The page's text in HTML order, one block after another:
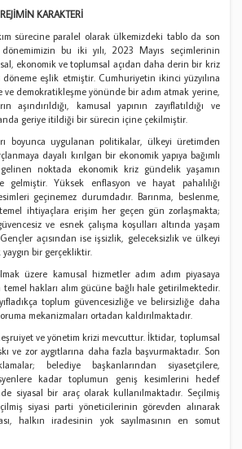
KARAKTERİ
sürecine paralel olarak ülkemizdeki tablo da son
dönemimizin bu iki yılı, 2023 Mayıs seçimlerinin
ekonomik ve toplumsal açıdan daha derin bir kriz
eşlik etmiştir. Cumhuriyetin ikinci yüzyılına
demokratikleşme yönünde bir adım atmak yerine,
aşındırıldığı, kamusal yapının zayıflatıldığı ve
geriye itildiği bir sürecin içine çekilmiştir.
boyunca uygulanan politikalar, ülkeyi üretimden
dayalı kırılgan bir ekonomik yapıya bağımlı
noktada ekonomik kriz gündelik yaşamın
Yüksek enflasyon ve hayat pahalılığı
geçinemez durumdadır. Barınma, beslenme,
ihtiyaçlara erişim her geçen gün zorlaşmakta;
ve esnek çalışma koşulları altında yaşam
açısından ise işsizlik, geleceksizlik ve ülkeyi
bir gerçekliktir.
üzere kamusal hizmetler adım adım piyasaya
temel hakları alım gücüne bağlı hale getirilmektedir.
toplum güvencesizliğe ve belirsizliğe daha
mekanizmaları ortadan kaldırılmaktadır.
ve yönetim krizi mevcuttur. İktidar, toplumsal
ve zor aygıtlarına daha fazla başvurmaktadır. Son
belediye başkanlarından siyasetçilere,
kadar toplumun geniş kesimlerini hedef
siyasal bir araç olarak kullanılmaktadır. Seçilmiş
siyasi parti yöneticilerinin görevden alınarak
halkın iradesinin yok sayılmasının en somut